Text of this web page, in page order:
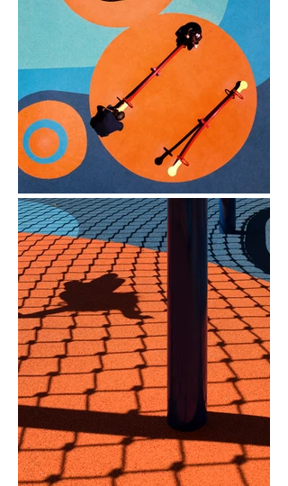
alguns inclusivos, pensados para que as
crianças possam desfrutar e interagir de
forma igual. A área é delimitada e oferece
segurança e proteção para os pequenos,
ao mesmo tempo em que se integra à
paisagem natural do parque, com belas
visuais para o bosque nativo e o lago.
O desenho em piso emborrachado traz
estruturadas para guiar os usuários
dentro do espaço, setorizando as várias
opções de brincar. A cor azul escuro do
piso direciona o “fluxo” das crianças
desde os acessos até os brinquedos; o
azul claro define as áreas de “respiro” e
estar; e os “spots” laranja destacam os
pontos onde estão os principais
brinquedos, como circuito sinuoso de
cordas, floresta de troncos, geodésia,
gira-gira, gangorra e balanço.
Com mais de mil metros quadrados, a
proposta oferece um espaço
multicolorido e visualmente estimulante,
buscando incentivar a interação e